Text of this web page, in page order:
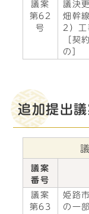
議案
第62
号
議決
畑幹
2）工
［契
の］
追加提出
議案
番号
議案
第63
姫路
の一